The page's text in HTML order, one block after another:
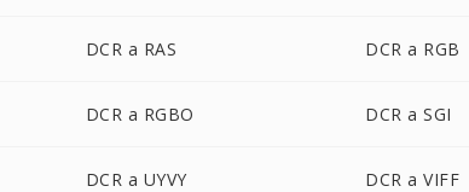
DCR a RAS DCR a RGB
DCR a RGBO DCR a SGI
DCR a UYVY DCR a VIFF